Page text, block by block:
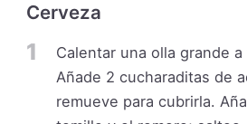
Cerveza
1
Calentar una olla grande
Añade 2 cucharaditas de
remueve para cubrirla.